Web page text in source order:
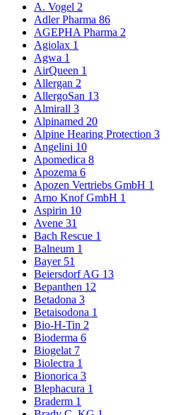
A. Vogel 2
Adler Pharma 86
AGEPHA Pharma 2
Agiolax 1
Agwa 1
AirQueen 1
Allergan 2
AllergoSan 13
Almirall 3
Alpinamed 20
Alpine Hearing Protection 3
Angelini 10
Apomedica 8
Apozema 6
Apozen Vertriebs GmbH 1
Arno Knof GmbH 1
Aspirin 10
Avene 31
Bach Rescue 1
Balneum 1
Bayer 51
Beiersdorf AG 13
Bepanthen 12
Betadona 3
Betaisodona 1
Bio-H-Tin 2
Bioderma 6
Biogelat 7
Biolectra 1
Bionorica 3
Blephacura 1
Braderm 1